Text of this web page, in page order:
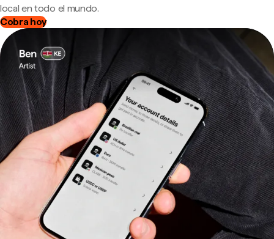
local en todo el mundo.
Cobra hoy